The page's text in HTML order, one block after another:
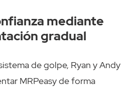
mediante
gradual
de golpe, Ryan y Andy
MRPeasy de forma